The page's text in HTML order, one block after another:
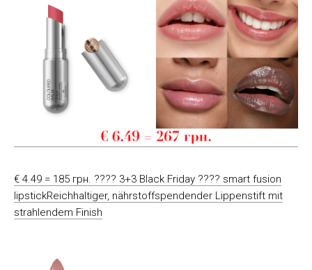
€ 4.49 = 185 грн. ???? 3+3 Black Friday ???? smart fusion
lipstickReichhaltiger, nährstoffspendender Lippenstift mit
strahlendem Finish